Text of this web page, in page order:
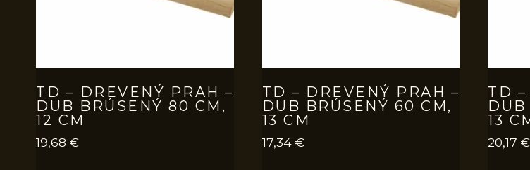
TD – DREVENÝ PRAH –
DUB BRÚSENÝ 80 CM,
12 CM
19,68 €
TD – DREVENÝ PRAH –
DUB BRÚSENÝ 60 CM,
13 CM
17,34 €
TD –
DUB
13
20,17 €